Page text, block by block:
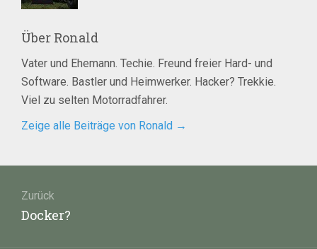
Über Ronald
Vater und Ehemann. Techie. Freund freier Hard- und
Software. Bastler und Heimwerker. Hacker? Trekkie.
Viel zu selten Motorradfahrer.
Zeige alle Beiträge von Ronald →
Zurück
Vorheriger
Docker?